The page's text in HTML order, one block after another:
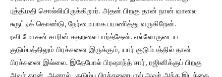
புத்திமதி சொல்லியிருக்கிறார். அதன் பிறகு தான் நான் வாலை
சுருட்டிக் கொண்டு, நேர்மையாக பயணித்து வருகிறேன்.
ரவி மோகன் சாரின் கதறலை பார்த்தேன். எல்லோருடைய
குடும்பத்திலும் பிரச்சனை இருக்கும், யார் குடும்பத்தில் தான்
பிரச்சனை இல்லை. இதேபோல் பிரஷாந்த் சார், ரஜினிக்குப் பிறகு